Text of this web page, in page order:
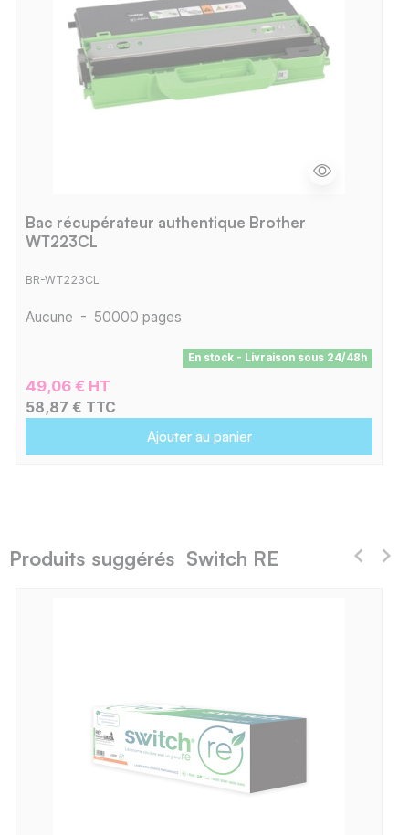
Bac récupérateur authentique Brother
WT223CL
BR-WT223CL
Aucune - 50000 pages
En stock - Livraison sous 24/48h
49,06 € HT
58,87 € TTC
Ajouter au panier
Produits suggérés Switch RE